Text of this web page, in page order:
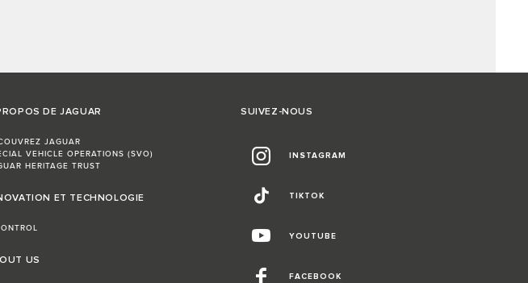
DE JAGUAR
JAGUAR
VEHICLE OPERATIONS (SVO)
HERITAGE TRUST
ET TECHNOLOGIE
US
SUIVEZ-NOUS
INSTAGRAM
TIKTOK
YOUTUBE
FACEBOOK